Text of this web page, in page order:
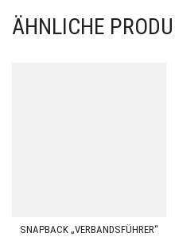
ÄHNLICHE
SNAPBACK „VERBANDSFÜHRER“